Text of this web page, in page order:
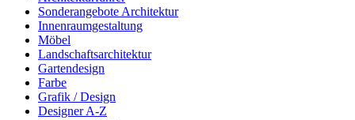
Sonderangebote Architektur
Innenraumgestaltung
Möbel
Landschaftsarchitektur
Gartendesign
Farbe
Grafik / Design
Designer A-Z